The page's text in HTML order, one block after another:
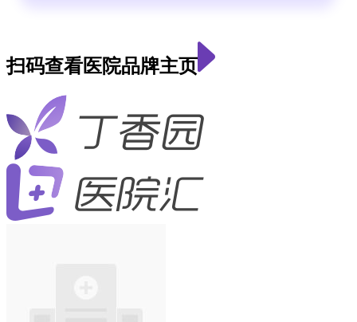
扫码查看医院品牌主页